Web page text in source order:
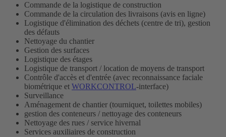
Commande de la logistique de construction
Commande de la circulation des livraisons (avis en ligne)
Logistique d'élimination des déchets (centre de tri), gestion
des défauts
Nettoyage du chantier
Gestion des surfaces
Logistique des étages
Logistique de transport / location de moyens de transport
Contrôle d'accès et d'entrée (avec reconnaissance faciale
biométrique et WORKCONTROL-interface)
Surveillance
Aménagement de chantier (tourniquet, toilettes mobiles)
gestion des conteneurs / nettoyage des conteneurs
Nettoyage des rues / service hivernal
Services auxiliaires de construction